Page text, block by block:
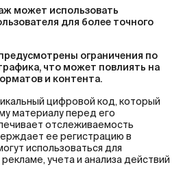
может использовать
для более точного
ограничения по
что может повлиять на
и контента.
цифровой код, который
материалу перед его
отслеживаемость
ее регистрацию в
использоваться для
учета и анализа действий